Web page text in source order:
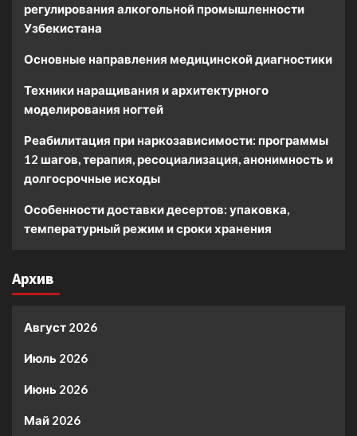
регулирования алкогольной промышленности
Узбекистана
Основные направления медицинской диагностики
Техники наращивания и архитектурного
моделирования ногтей
Реабилитация при наркозависимости: программы
12 шагов, терапия, ресоциализация, анонимность и
долгосрочные исходы
Особенности доставки десертов: упаковка,
температурный режим и сроки хранения
Архив
Август 2026
Июль 2026
Июнь 2026
Май 2026